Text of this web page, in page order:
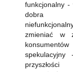
funkcjonalny -
dobra
zmieniać w
konsumentów
przyszłości